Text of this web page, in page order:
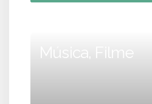
Música, Filme